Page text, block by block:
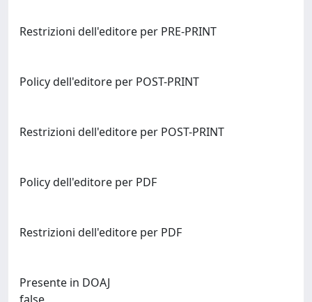
Restrizioni dell'editore per PRE-PRINT
Policy dell'editore per POST-PRINT
Restrizioni dell'editore per POST-PRINT
Policy dell'editore per PDF
Restrizioni dell'editore per PDF
Presente in DOAJ